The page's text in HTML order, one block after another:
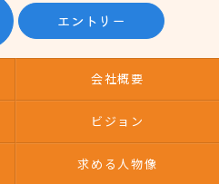
エントリー
会社概要
ビジョン
求める人物像